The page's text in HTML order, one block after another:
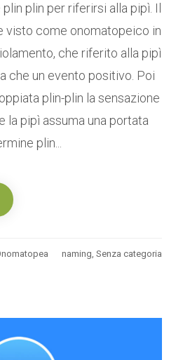
plin per riferirsi alla pipì. Il
visto come onomatopeico in
che riferito alla pipì
che un evento positivo. Poi
plin-plin la sensazione
la pipì assuma una portata
plin...
naming, Senza categoria